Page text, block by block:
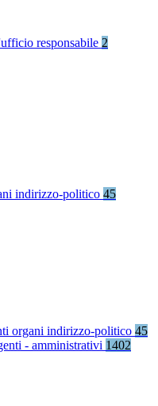
responsabile 2
indirizzo-politico 45
organi indirizzo-politico 45
- amministrativi 1402